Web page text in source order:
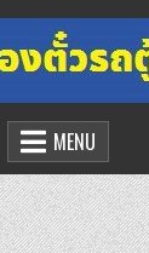
น์
น์
MENU